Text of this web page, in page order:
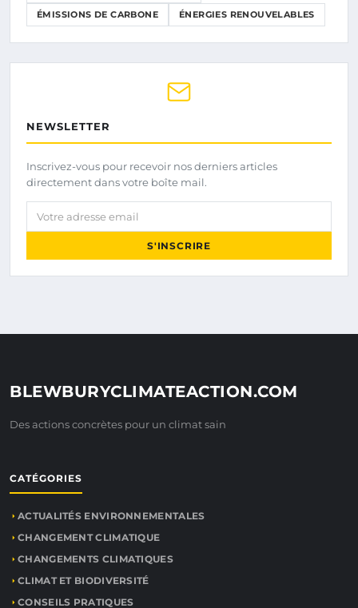
ÉMISSIONS DE CARBONE ÉNERGIES RENOUVELABLES
NEWSLETTER
Inscrivez-vous pour recevoir nos derniers articles
directement dans votre boîte mail.
Votre adresse email
S'INSCRIRE
BLEWBURYCLIMATEACTION.COM
Des actions concrètes pour un climat sain
CATÉGORIES
ACTUALITÉS ENVIRONNEMENTALES
CHANGEMENT CLIMATIQUE
CHANGEMENTS CLIMATIQUES
CLIMAT ET BIODIVERSITÉ
CONSEILS PRATIQUES